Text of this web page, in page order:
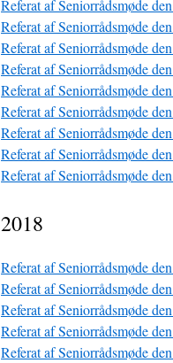
Referat af Seniorrådsmøde
Referat af Seniorrådsmøde
Referat af Seniorrådsmøde
Referat af Seniorrådsmøde
Referat af Seniorrådsmøde
Referat af Seniorrådsmøde
Referat af Seniorrådsmøde
Referat af Seniorrådsmøde
Referat af Seniorrådsmøde
2018
Referat af Seniorrådsmøde
Referat af Seniorrådsmøde
Referat af Seniorrådsmøde
Referat af Seniorrådsmøde
Referat af Seniorrådsmøde